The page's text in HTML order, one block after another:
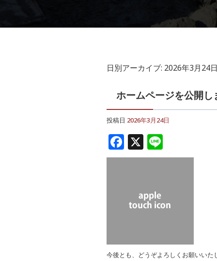
日別アーカイブ: 2026年3月24
ホームページを公開し
投稿日 2026年3月24日
F
a
b
k
X
n
今後とも、どうぞよろしくお願いいた